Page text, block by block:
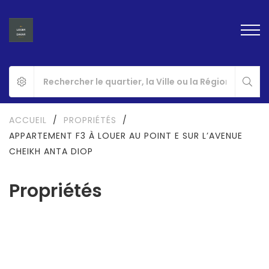
Propriétés
ACCUEIL / PROPRIÉTÉS
/
APPARTEMENT F3 À LOUER AU POINT E SUR L’AVENUE
CHEIKH ANTA DIOP